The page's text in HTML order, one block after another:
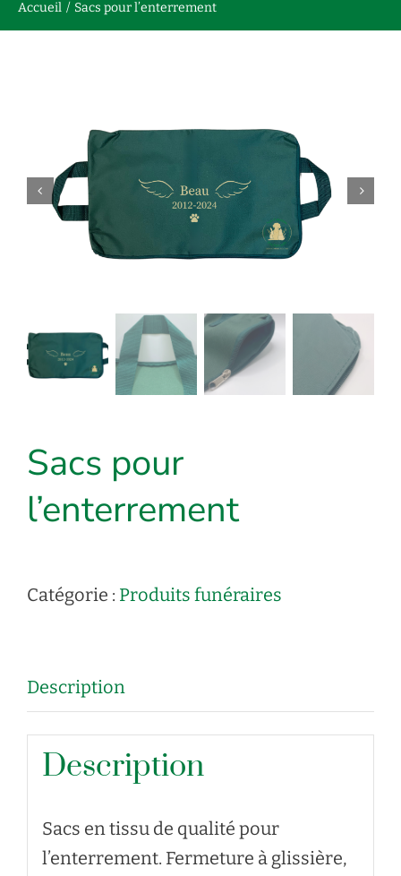
Accueil Sacs pour l’enterrement
Sacs pour
l’enterrement
Catégorie : Produits funéraires
Description
Description
Sacs en tissu de qualité pour
l’enterrement. Fermeture à glissière,